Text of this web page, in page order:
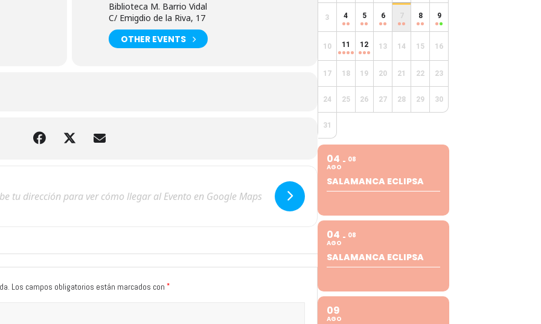
Biblioteca M. Barrio Vidal
C/ Emigdio de la Riva, 17
OTHER EVENTS
Los campos obligatorios están marcados con *
3 4 5 6 7 8 9
10 11 12 13 14 15 16
17 18 19 20 21 22 23
24 25 26 27 28 29 30
31
04
AGO
08
SALAMANCA ECLIPSA
04
AGO
08
SALAMANCA ECLIPSA
09
AGO